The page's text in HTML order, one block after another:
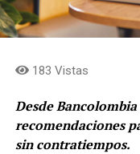
levantamiento de
Asset Management
183 Vistas
Desde
recomendaciones
sin contratiempos.